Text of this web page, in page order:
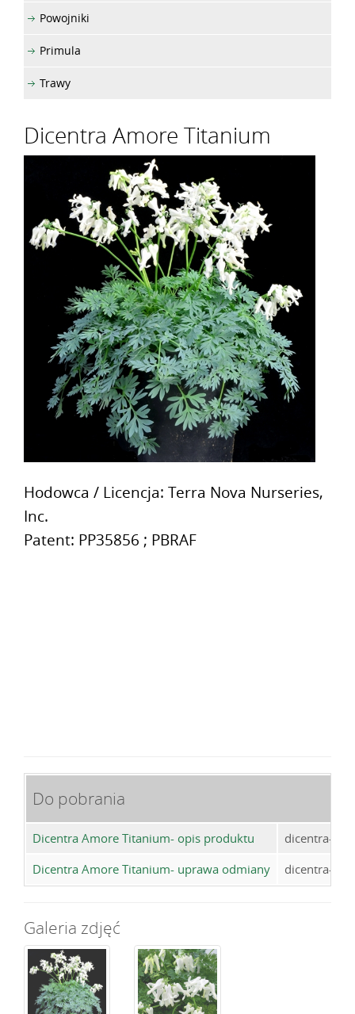
Powojniki
Primula
Trawy
Dicentra Amore Titanium
Hodowca / Licencja: Terra Nova Nurseries,
Inc.
Patent: PP35856 ; PBRAF
Do pobrania
Dicentra Amore Titanium- opis produktu
dicentra-
Dicentra Amore Titanium- uprawa odmiany
dicentra-
Galeria zdjęć